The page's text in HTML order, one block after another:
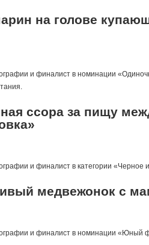
на голове
и финалист в номинации
ссора за пищу
и финалист в категории
медвежонок с
и финалист в номинации «Юный